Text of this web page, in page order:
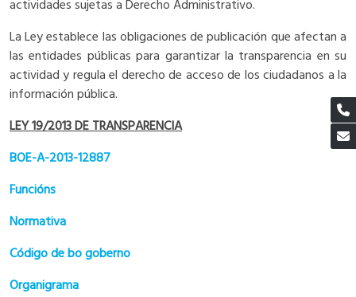
actividades sujetas a Derecho Administrativo.
La Ley establece las obligaciones de publicación que afectan a
las entidades públicas para garantizar la transparencia en su
actividad y regula el derecho de acceso de los ciudadanos a la
información pública.
LEY 19/2013 DE TRANSPARENCIA
BOE-A-2013-12887
Funcións
Normativa
Código de bo goberno
Organigrama